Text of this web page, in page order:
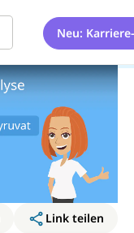
Neu:
Link teilen